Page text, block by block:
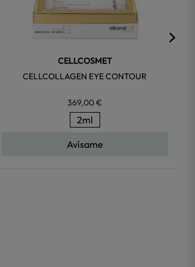
CELLCOSMET
CELLCOLLAGEN EYE CONTOUR
369,00 €
2ml
Avísame